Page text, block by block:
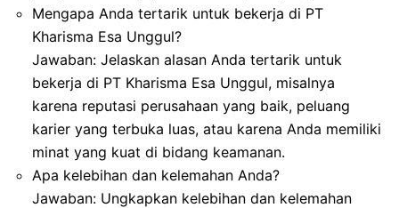
Mengapa Anda tertarik untuk bekerja di PT
Kharisma Esa Unggul?
Jawaban: Jelaskan alasan Anda tertarik untuk
bekerja di PT Kharisma Esa Unggul, misalnya
karena reputasi perusahaan yang baik, peluang
karier yang terbuka luas, atau karena Anda memiliki
minat yang kuat di bidang keamanan.
Apa kelebihan dan kelemahan Anda?
Jawaban: Ungkapkan kelebihan dan kelemahan